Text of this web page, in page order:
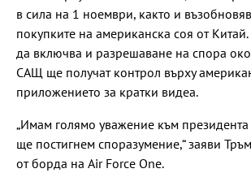
в сила на 1 ноември, както и
покупките на американска соя от
да включва и разрешаване на спора
САЩ ще получат контрол върху
приложението за кратки видеа.
„Имам голямо уважение към
ще постигнем споразумение,“ заяви
от борда на Air Force One.